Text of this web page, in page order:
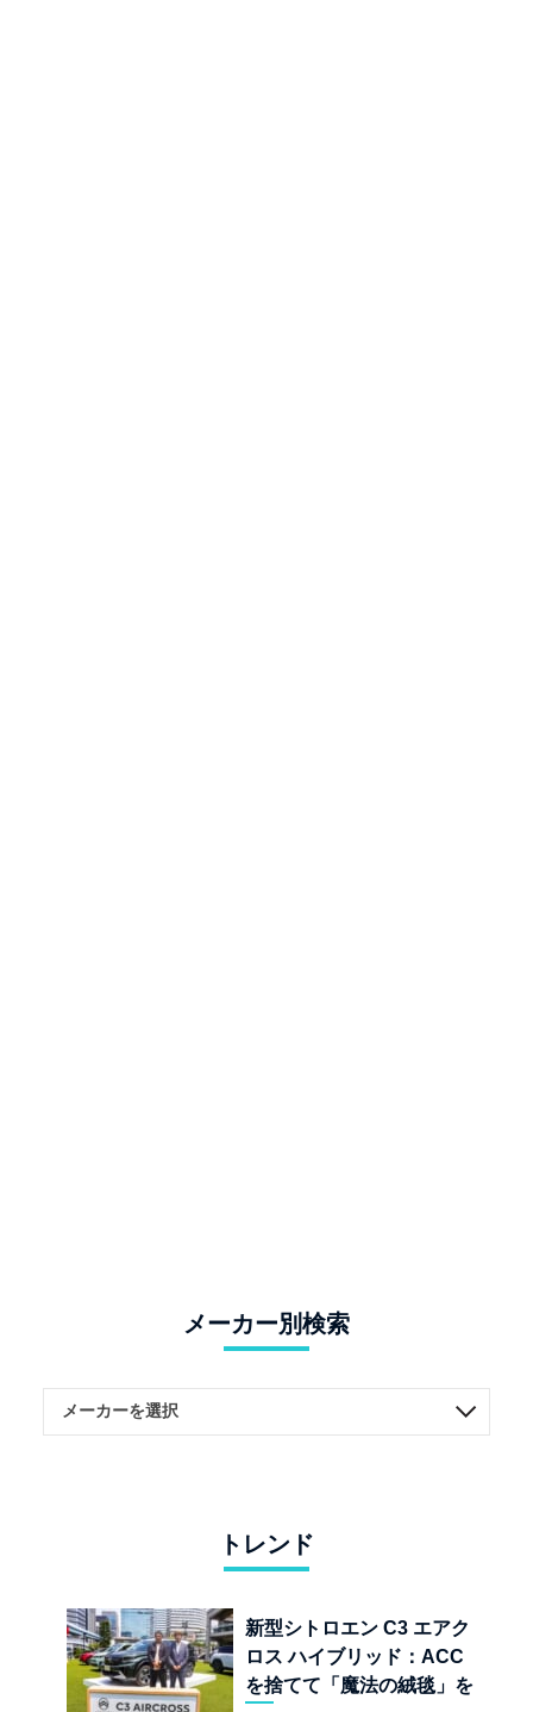
メーカー別検索
トレンド
新型シトロエン C3 エアク
ロス ハイブリッド：ACC
を捨てて「魔法の絨毯」を